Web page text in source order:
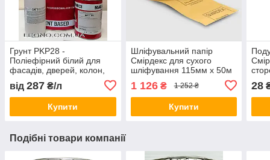
Грунт PKP28 -
Поліефірний білий для
фасадів, дверей, колон,
від 287 ₴/л
Купити
Шліфувальний папір
Смірдекс для сухого
шліфування 115мм х 50м
1 126₴ 1 252 ₴
Купити
28
Подібні товари компанії